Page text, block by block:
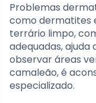
Problemas
como dermatites
terrário limpo,
adequadas, ajuda
observar áreas
camaleão, é
especializado.